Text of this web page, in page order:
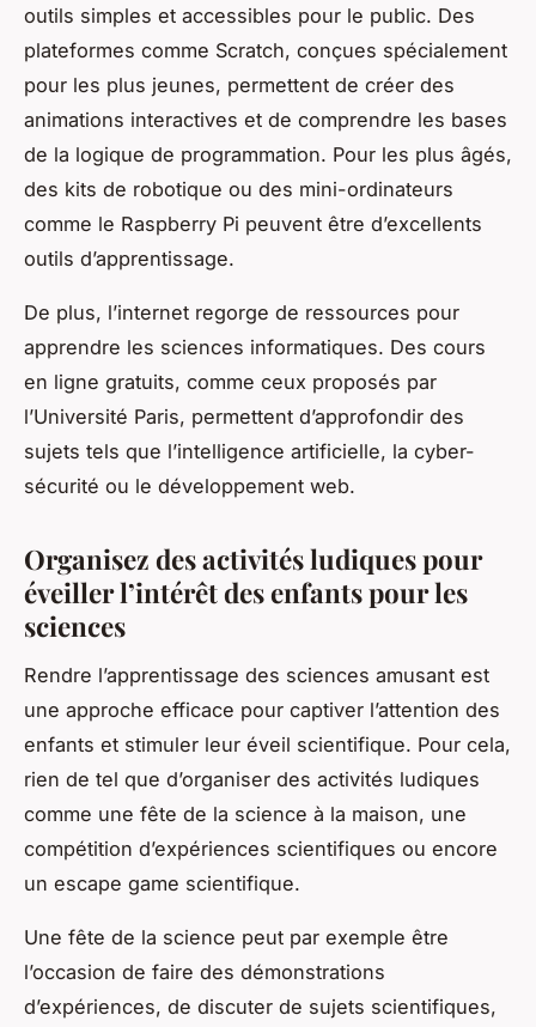
outils simples et accessibles pour le public. Des
plateformes comme Scratch, conçues spécialement
pour les plus jeunes, permettent de créer des
animations interactives et de comprendre les bases
de la logique de programmation. Pour les plus âgés,
des kits de robotique ou des mini-ordinateurs
comme le Raspberry Pi peuvent être d’excellents
outils d’apprentissage.
De plus, l’internet regorge de ressources pour
apprendre les sciences informatiques. Des cours
en ligne gratuits, comme ceux proposés par
l’Université Paris, permettent d’approfondir des
sujets tels que l’intelligence artificielle, la cyber-
sécurité ou le développement web.
Organisez des activités ludiques pour
éveiller l’intérêt des enfants pour les
sciences
Rendre l’apprentissage des sciences amusant est
une approche efficace pour captiver l’attention des
enfants et stimuler leur éveil scientifique. Pour cela,
rien de tel que d’organiser des activités ludiques
comme une fête de la science à la maison, une
compétition d’expériences scientifiques ou encore
un escape game scientifique.
Une fête de la science peut par exemple être
l’occasion de faire des démonstrations
d’expériences, de discuter de sujets scientifiques,